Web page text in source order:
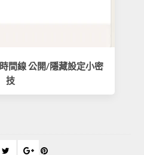
間線 公開/隱藏設定小密
技